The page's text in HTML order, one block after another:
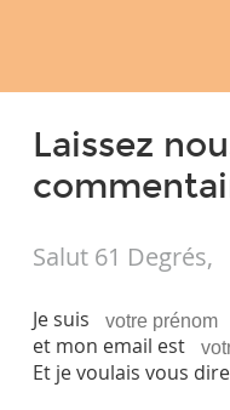
Laissez
Salut 61 Degrés,
Je suis
et mon email est
Et je voulais vous